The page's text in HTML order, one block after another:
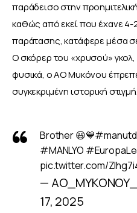
παράδεισο στην
καθώς από εκεί που έχανε
παράτασης, κατάφερε μέσα
Ο σκόρερ του «χρυσού» γκολ,
φυσικά, ο ΑΟ Μυκόνου
συγκεκριμένη ιστορική στιγμή.
Brother 😃💙#manutd
#MANLYO
pic.twitter.com/
—
17, 2025